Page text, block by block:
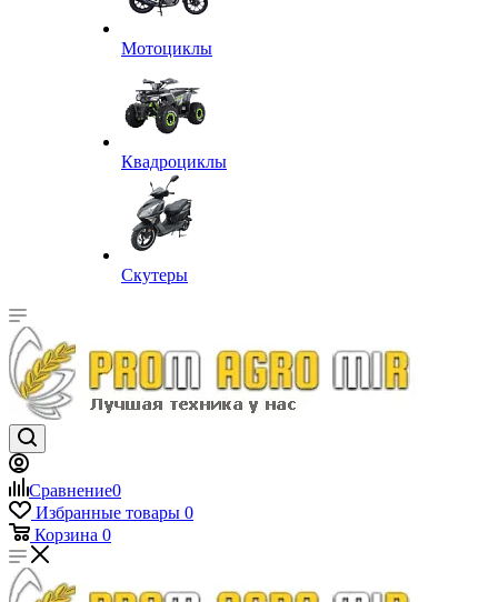
Мотоциклы
Квадроциклы
Скутеры
Сравнение0
Избранные товары 0
Корзина 0